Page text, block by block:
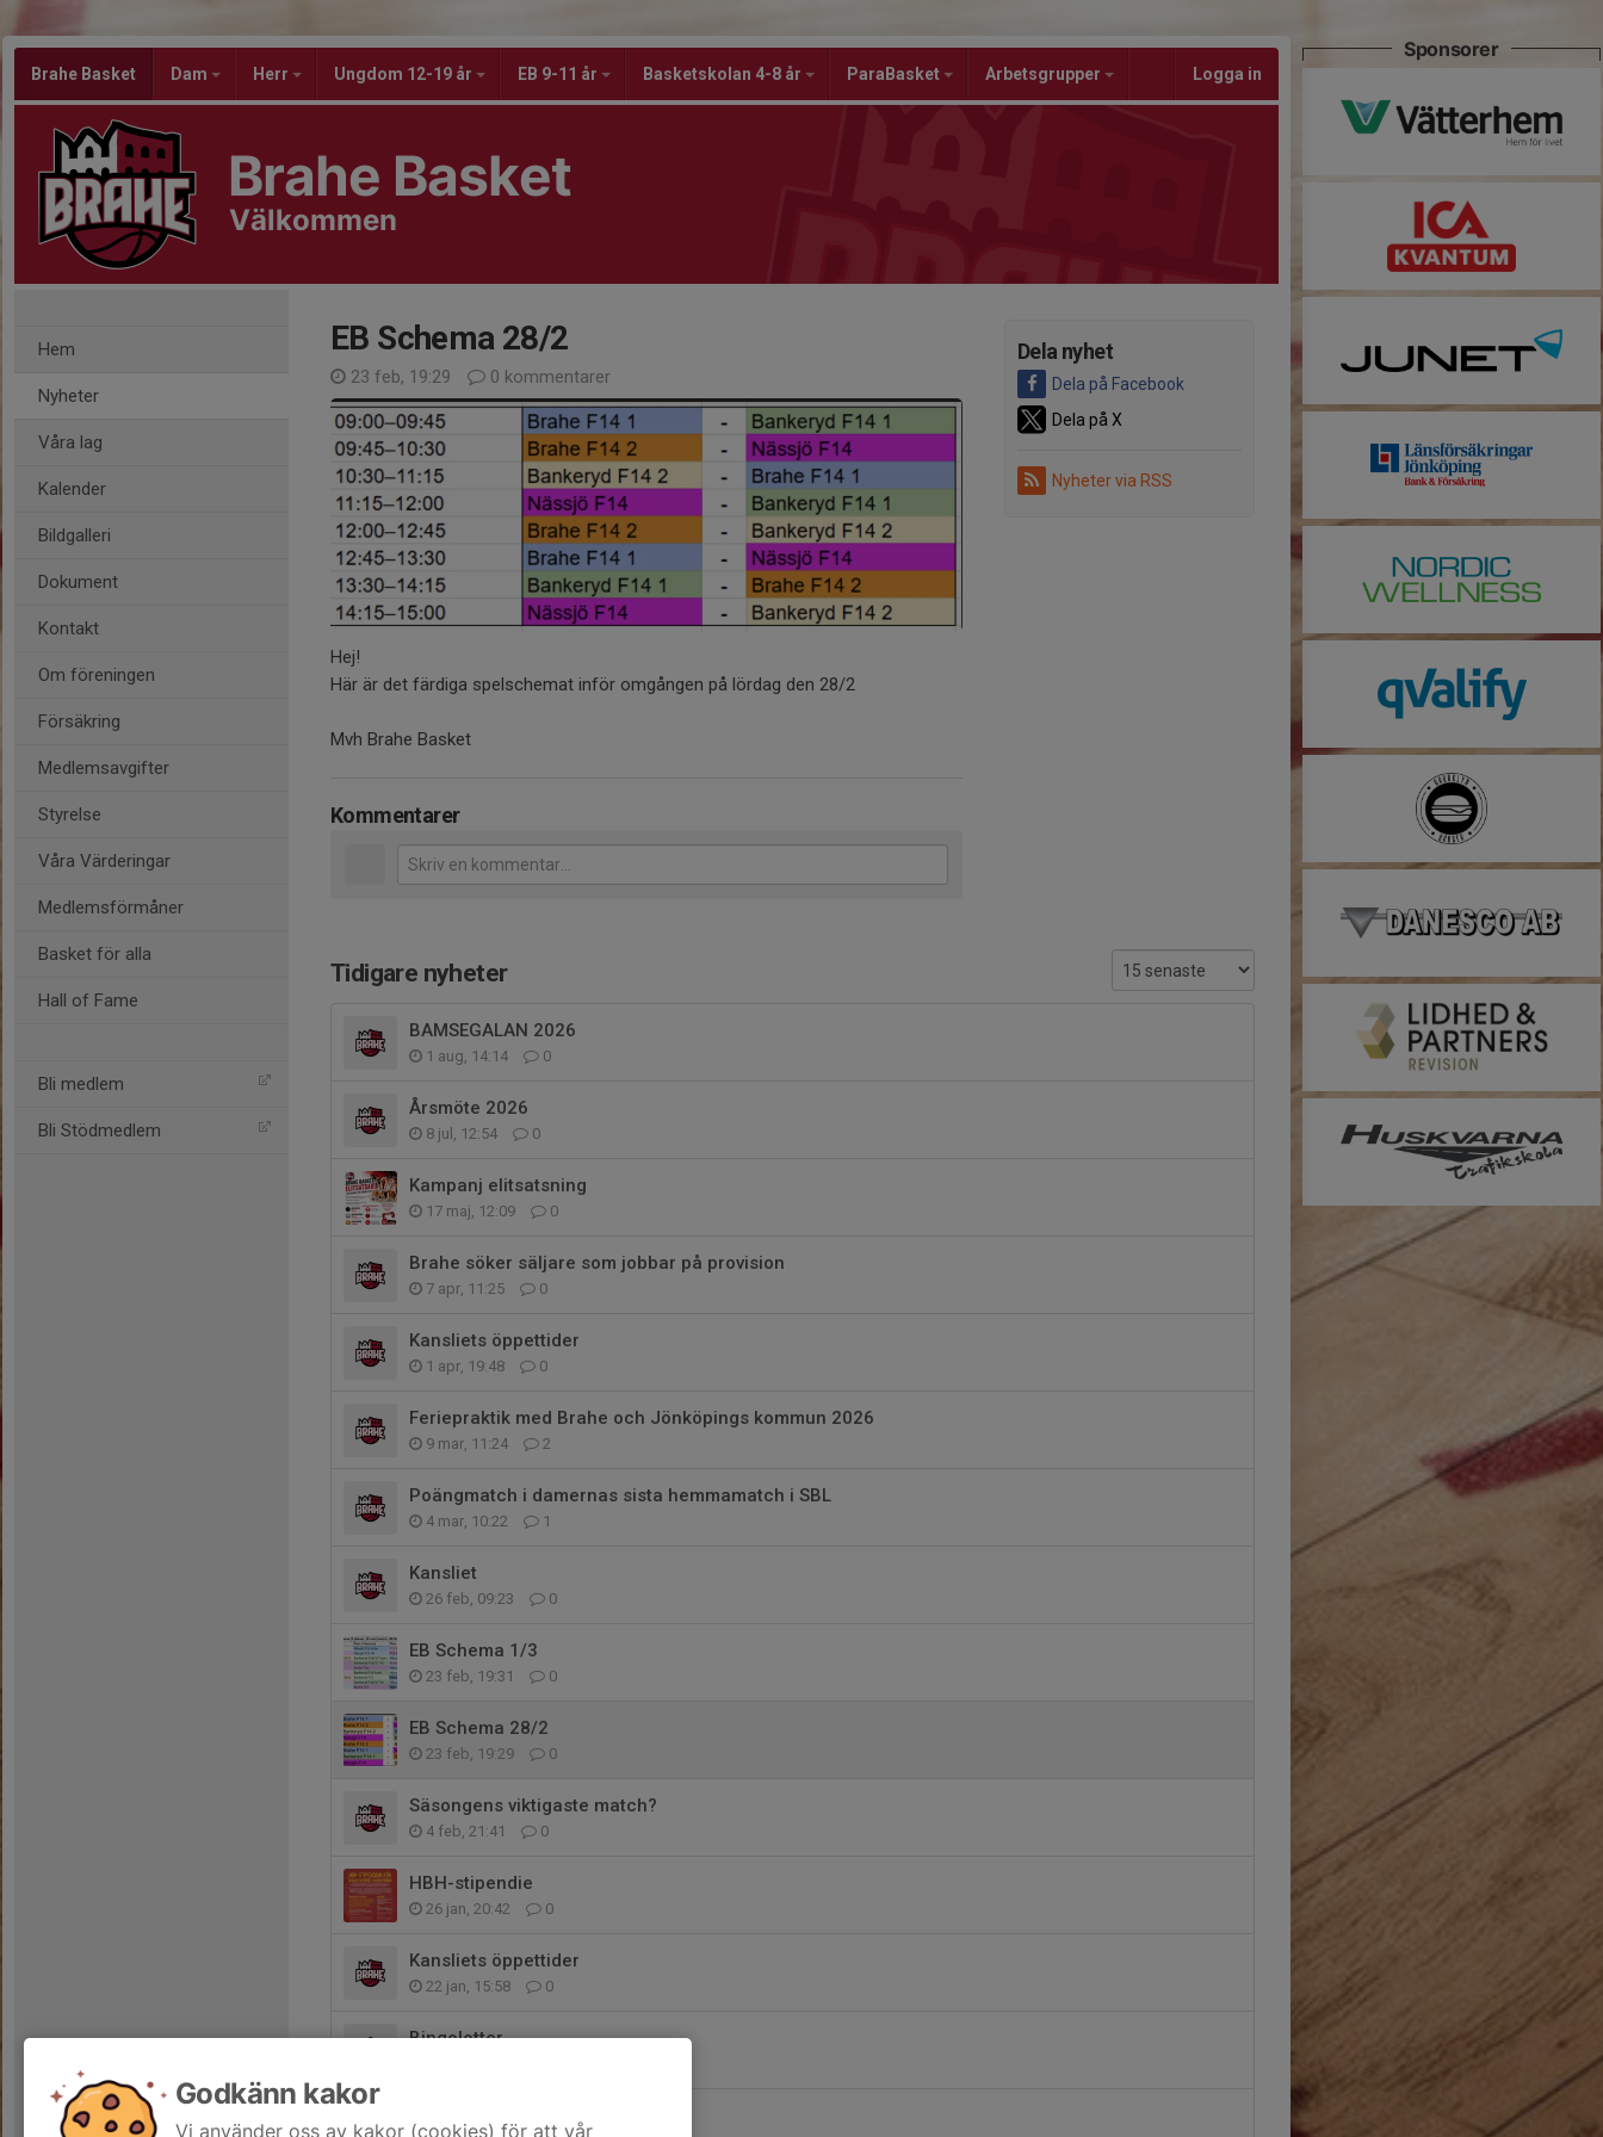
Brahe Basket Dam Herr Ungdom 12-19 år EB 9-11 år Basketskolan 4-8 år ParaBasket Arbetsgrupper Logga in
Brahe Basket
Välkommen
Hem
Nyheter
Våra lag
Kalender
Bildgalleri
Dokument
Kontakt
Om föreningen
Försäkring
Medlemsavgifter
Styrelse
Våra Värderingar
Medlemsförmåner
Basket för alla
Hall of Fame
Bli medlem
Bli Stödmedlem
Dela nyhet
Dela på Facebook
Dela på X
Nyheter via RSS
EB Schema 28/2
23 feb, 19:29 0 kommentarer
Hej!
Här är det färdiga spelschemat inför omgången på lördag den 28/2
Mvh Brahe Basket
Kommentarer
Tidigare nyheter
BAMSEGALAN 2026
1 aug, 14:14 0
Årsmöte 2026
8 jul, 12:54 0
Kampanj elitsatsning
17 maj, 12:09 0
Brahe söker säljare som jobbar på provision
7 apr, 11:25 0
Kansliets öppettider
1 apr, 19:48 0
Feriepraktik med Brahe och Jönköpings kommun 2026
9 mar, 11:24 2
Poängmatch i damernas sista hemmamatch i SBL
4 mar, 10:22 1
Kansliet
26 feb, 09:23 0
EB Schema 1/3
23 feb, 19:31 0
EB Schema 28/2
23 feb, 19:29 0
Säsongens viktigaste match?
4 feb, 21:41 0
HBH-stipendie
26 jan, 20:42 0
Kansliets öppettider
22 jan, 15:58 0
Bingolotter
Sponsorer
Godkänn kakor
Vi använder oss av kakor (cookies) för att vår